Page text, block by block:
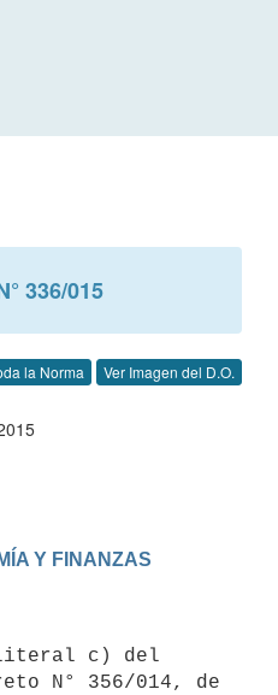
336/015
la Norma Ver Imagen del D.O.
N° 356/014, de